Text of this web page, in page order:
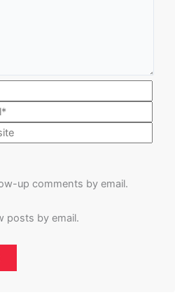
up comments by email.
posts by email.